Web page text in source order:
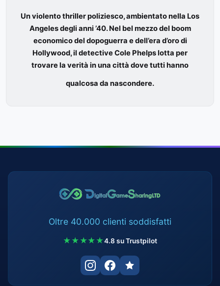
Un violento thriller poliziesco, ambientato nella Los
Angeles degli anni ’40. Nel bel mezzo del boom
economico del dopoguerra e dell’era d’oro di
Hollywood, il detective Cole Phelps lotta per
trovare la verità in una città dove tutti hanno
qualcosa da nascondere.
Oltre 40.000 clienti soddisfatti
★★★★★4.8 su Trustpilot